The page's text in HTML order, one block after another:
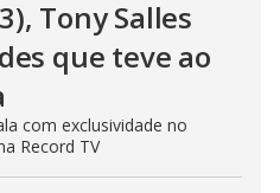
Tony Salles
que teve ao
com exclusividade no
Record TV